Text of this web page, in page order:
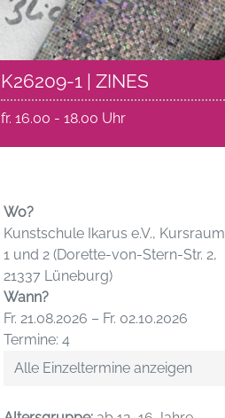
K26209-1 | ZINES
fr. 16.00 - 18.00 Uhr
Wo?
Kunstschule Ikarus e.V., Kursraum
1 und 2 (Dorette-von-Stern-Str. 2,
21337 Lüneburg)
Wann?
Fr. 21.08.2026 – Fr. 02.10.2026
Termine: 4
Alle Einzeltermine anzeigen